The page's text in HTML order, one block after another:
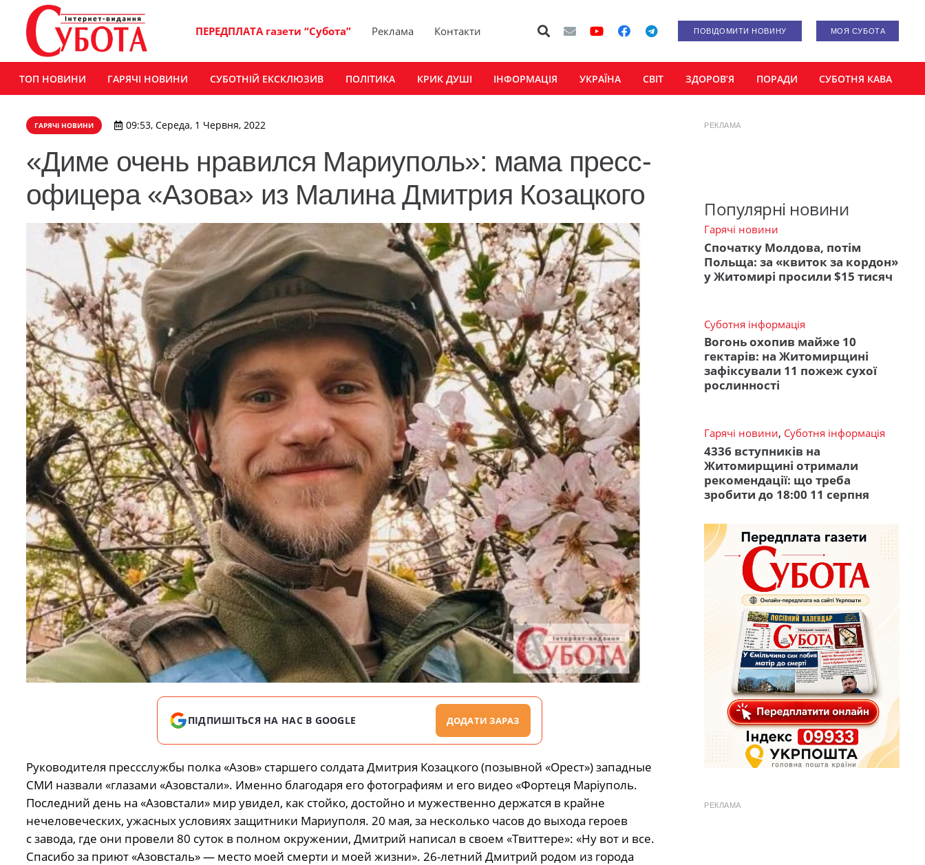
ПЕРЕДПЛАТА газети “Субота” Реклама Контакти ПОВІДОМИТИ НОВИНУ МОЯ СУБОТА
ТОП НОВИНИ ГАРЯЧІ НОВИНИ СУБОТНІЙ ЕКСКЛЮЗИВ ПОЛІТИКА КРИК ДУШІ ІНФОРМАЦІЯ УКРАЇНА СВІТ ЗДОРОВ’Я ПОРАДИ СУБОТНЯ КАВА
ГАРЯЧІ НОВИНИ 09:53, Середа, 1 Червня, 2022
«Диме очень нравился Мариуполь»: мама пресс-
офицера «Азова» из Малина Дмитрия Козацкого
ПІДПИШІТЬСЯ НА НАС В GOOGLE ДОДАТИ ЗАРАЗ
Руководителя прессслужбы полка «Азов» старшего солдата Дмитрия Козацкого (позывной «Орест») западные
СМИ назвали «глазами «Азовстали». Именно благодаря его фотографиям и его видео «Фортеця Маріуполь.
Последний день на «Азовстали» мир увидел, как стойко, достойно и мужественно держатся в крайне
нечеловеческих, ужасных условиях защитники Мариуполя. 20 мая, за несколько часов до выхода героев
с завода, где они провели 80 суток в полном окружении, Дмитрий написал в своем «Твиттере»: «Ну вот и все.
Спасибо за приют «Азовсталь» — место моей смерти и моей жизни». 26-летний Дмитрий родом из города
РЕКЛАМА
Популярні новини
Гарячі новини
Спочатку Молдова, потім
Польща: за «квиток за кордон»
у Житомирі просили $15 тисяч
Суботня інформація
Вогонь охопив майже 10
гектарів: на Житомирщині
зафіксували 11 пожеж сухої
рослинності
Гарячі новини, Суботня інформація
4336 вступників на
Житомирщині отримали
рекомендації: що треба
зробити до 18:00 11 серпня
РЕКЛАМА